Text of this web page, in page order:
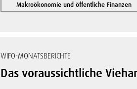
Makroökonomie und öffentliche Finanzen
WIFO-MONATSBERICHTE
Das voraussichtliche